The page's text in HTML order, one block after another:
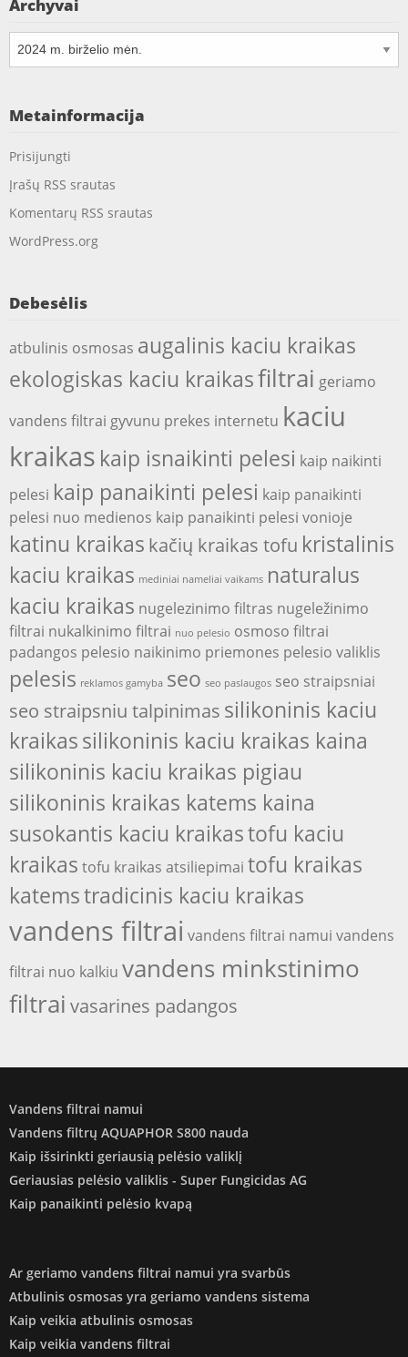
Archyvai
Metainformacija
Prisijungti
Įrašų RSS srautas
Komentarų RSS srautas
WordPress.org
Debesėlis
atbulinis osmosas augalinis kaciu kraikas
ekologiskas kaciu kraikasfiltrai geriamo
vandens filtrai gyvunu prekes internetu kaciu
kraikas kaip isnaikinti pelesi kaip naikinti
pelesi kaip panaikinti pelesi kaip panaikinti
pelesi nuo medienos kaip panaikinti pelesi vonioje
katinu kraikas kačių kraikas tofu kristalinis
kaciu kraikas mediniai nameliai vaikams naturalus
kaciu kraikas nugelezinimo filtras nugeležinimo
filtrai nukalkinimo filtrai nuo pelesio osmoso filtrai
padangos pelesio naikinimo priemones pelesio valiklis
pelesis reklamos gamyba seo seo paslaugos seo straipsniai
seo straipsniu talpinimas silikoninis kaciu
kraikassilikoninis kaciu kraikas kaina
silikoninis kaciu kraikas pigiau
silikoninis kraikas katems kaina
susokantis kaciu kraikastofu kaciu
kraikas tofu kraikas atsiliepimai tofu kraikas
katemstradicinis kaciu kraikas
vandens filtrai vandens filtrai namui vandens
filtrai nuo kalkiu vandens minkstinimo
filtrai vasarines padangos
Vandens filtrai namui
Vandens filtrų AQUAPHOR S800 nauda
Kaip išsirinkti geriausią pelėsio valiklį
Geriausias pelėsio valiklis - Super Fungicidas AG
Kaip panaikinti pelėsio kvapą
Ar geriamo vandens filtrai namui yra svarbūs
Atbulinis osmosas yra geriamo vandens sistema
Kaip veikia atbulinis osmosas
Kaip veikia vandens filtrai